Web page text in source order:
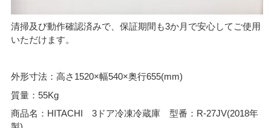
清掃及び動作確認済みで、保証期間も3か月で安心してご使用
いただけます。
外形寸法：高さ1520×幅540×奥行655(mm)
質量：55Kg
商品名：HITACHI 3ドア冷凍冷蔵庫 型番：R-27JV(2018年